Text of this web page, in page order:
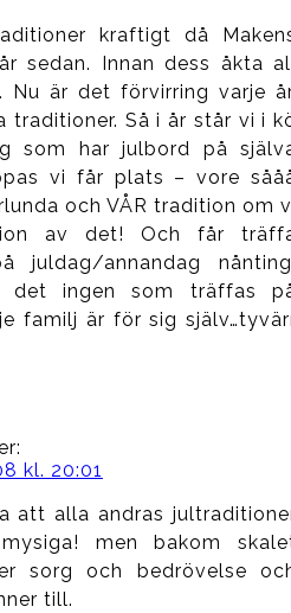
kraftigt då
sedan. Innan dess åkta
Nu är det förvirring varje
traditioner. Så i år står vi i
som har julbord på
vi får plats – vore
och VÅR tradition om
av det! Och får
juldag/annandag
det ingen som träffas
familj är för sig
kl. 20:01
att alla andras
men bakom
sorg och bedrövelse
till.